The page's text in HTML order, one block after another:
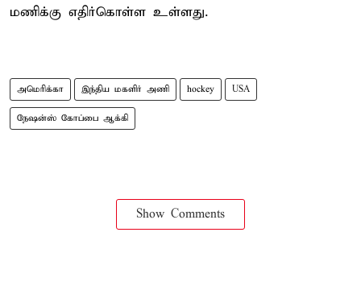
மணிக்கு எதிர்கொள்ள உள்ளது.
அமெரிக்கா இந்திய மகளிர் அணி hockey USA
நேஷன்ஸ் கோப்பை ஆக்கி
Show Comments